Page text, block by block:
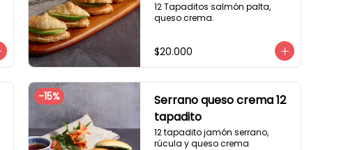
12 Tapaditos salmón palta,
queso crema.
$20.000
-15%
Serrano queso crema 12
tapadito
12 tapadito jamón serrano,
rúcula y queso crema